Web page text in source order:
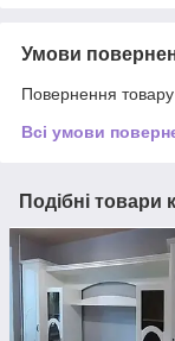
Умови
Повернення
Всі умови
Подібні товари